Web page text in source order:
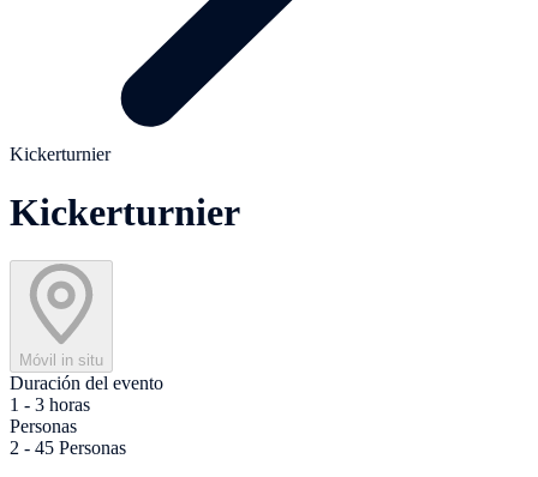
Kickerturnier
Kickerturnier
Móvil in situ
Duración del evento
1 - 3 horas
Personas
2 - 45 Personas